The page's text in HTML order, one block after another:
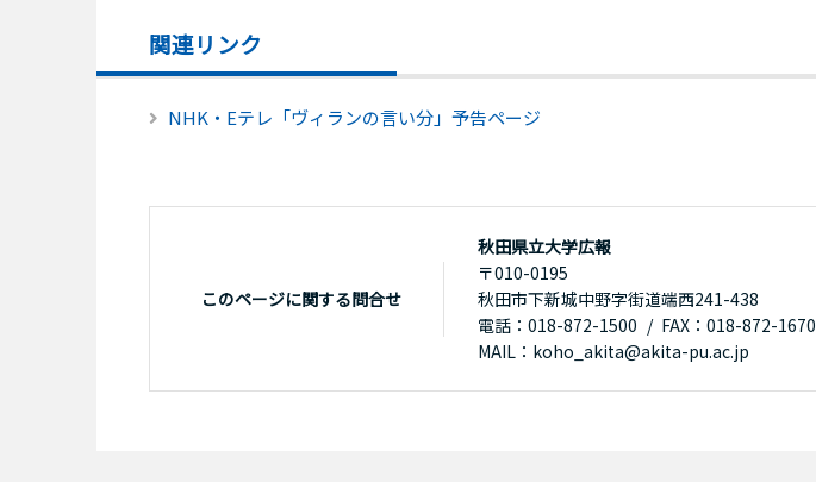
関連リンク
NHK・Eテレ「ヴィランの言い分」予告ページ
このページに関する問合せ
秋田県立大学広報
〒010-0195
秋田市下新城中野字街道端西241-438
電話：018-872-1500
FAX：018-872-1670
MAIL：koho_akita@akita-pu.ac.jp